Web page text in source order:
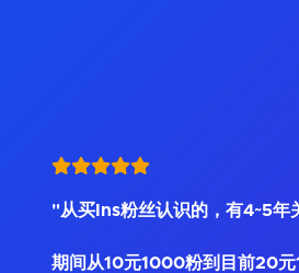
"从买Ins粉丝认识的，有4~5年
期间从10元1000粉到目前20